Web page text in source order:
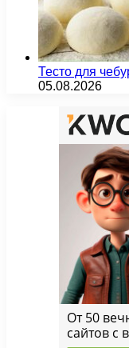
Тесто для
05.08.2026